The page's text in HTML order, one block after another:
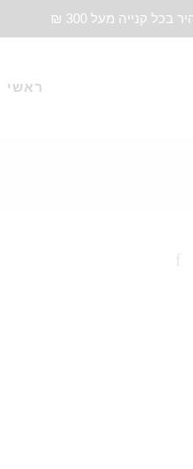
קנייה מעל 300 ₪
ראשי